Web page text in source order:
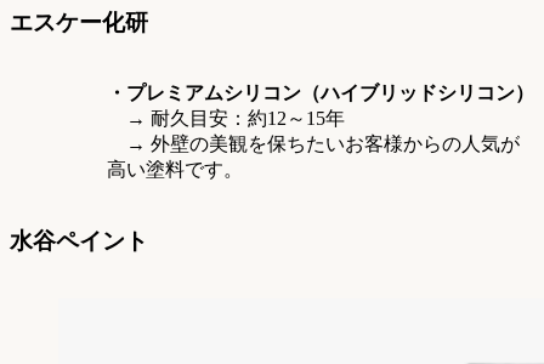
エスケー化研
・プレミアムシリコン（ハイブリッドシリコン）
→ 耐久目安：約12～15年
→ 外壁の美観を保ちたいお客様からの人気が
高い塗料です。
水谷ペイント